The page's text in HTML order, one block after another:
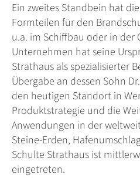
Ein zweites Standbein hat
Formteilen für den
u.a. im Schiffbau oder in der
Unternehmen hat seine
Strathaus als spezialisierter
Übergabe an dessen Sohn
den heutigen Standort in
Produktstrategie und die
Anwendungen in der
Steine-Erden,
Schulte Strathaus ist
eingetreten.